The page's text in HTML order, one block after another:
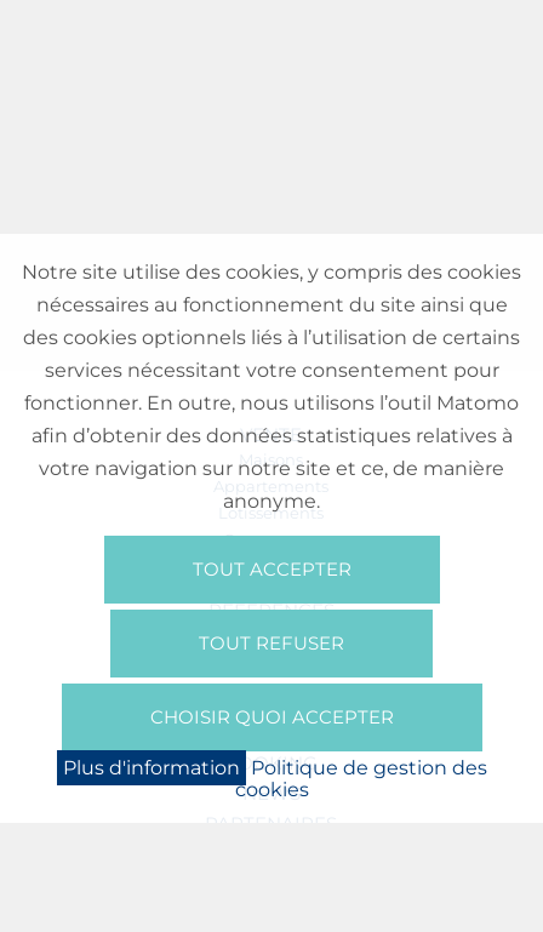
VENTE
Maisons
Appartements
Lotissements
Commerces
Bureaux
RÉFÉRENCES
SUR NOUS
Presse
BOOKING
NEWS
PARTENAIRES
Notre site utilise des cookies, y compris des cookies
nécessaires au fonctionnement du site ainsi que
des cookies optionnels liés à l’utilisation de certains
services nécessitant votre consentement pour
fonctionner. En outre, nous utilisons l’outil Matomo
afin d’obtenir des données statistiques relatives à
votre navigation sur notre site et ce, de manière
anonyme.
TOUT ACCEPTER
TOUT REFUSER
CHOISIR QUOI ACCEPTER
Plus d'information Politique de gestion des
cookies